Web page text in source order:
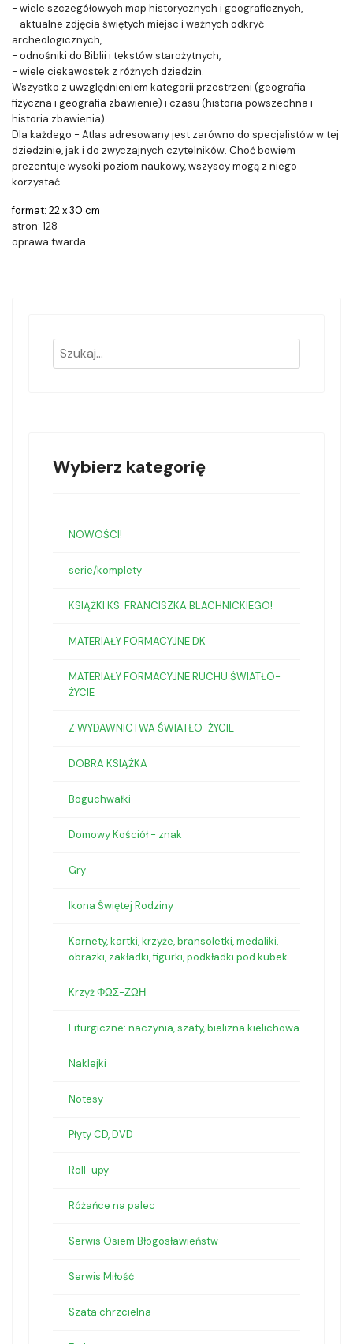
- wiele szczegółowych map historycznych i geograficznych,
- aktualne zdjęcia świętych miejsc i ważnych odkryć
archeologicznych,
- odnośniki do Biblii i tekstów starożytnych,
- wiele ciekawostek z różnych dziedzin.
Wszystko z uwzględnieniem kategorii przestrzeni (geografia
fizyczna i geografia zbawienie) i czasu (historia powszechna i
historia zbawienia).
Dla każdego - Atlas adresowany jest zarówno do specjalistów w tej
dziedzinie, jak i do zwyczajnych czytelników. Choć bowiem
prezentuje wysoki poziom naukowy, wszyscy mogą z niego
korzystać.
format: 22 x 30 cm
stron: 128
oprawa twarda
Wybierz kategorię
NOWOŚCI!
serie/komplety
KSIĄŻKI KS. FRANCISZKA BLACHNICKIEGO!
MATERIAŁY FORMACYJNE DK
MATERIAŁY FORMACYJNE RUCHU ŚWIATŁO-
ŻYCIE
Z WYDAWNICTWA ŚWIATŁO-ŻYCIE
DOBRA KSIĄŻKA
Boguchwałki
Domowy Kościół - znak
Gry
Ikona Świętej Rodziny
Karnety, kartki, krzyże, bransoletki, medaliki,
obrazki, zakładki, figurki, podkładki pod kubek
Krzyż ΦΩΣ-ΖΩΗ
Liturgiczne: naczynia, szaty, bielizna kielichowa
Naklejki
Notesy
Płyty CD, DVD
Roll-upy
Różańce na palec
Serwis Osiem Błogosławieństw
Serwis Miłość
Szata chrzcielna